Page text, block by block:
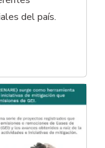
del país.